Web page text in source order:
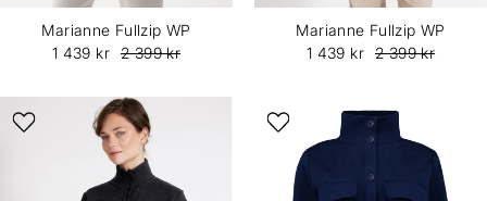
Marianne Fullzip WP
1 439 kr 2 399 kr
Marianne Fullzip WP
1 439 kr 2 399 kr